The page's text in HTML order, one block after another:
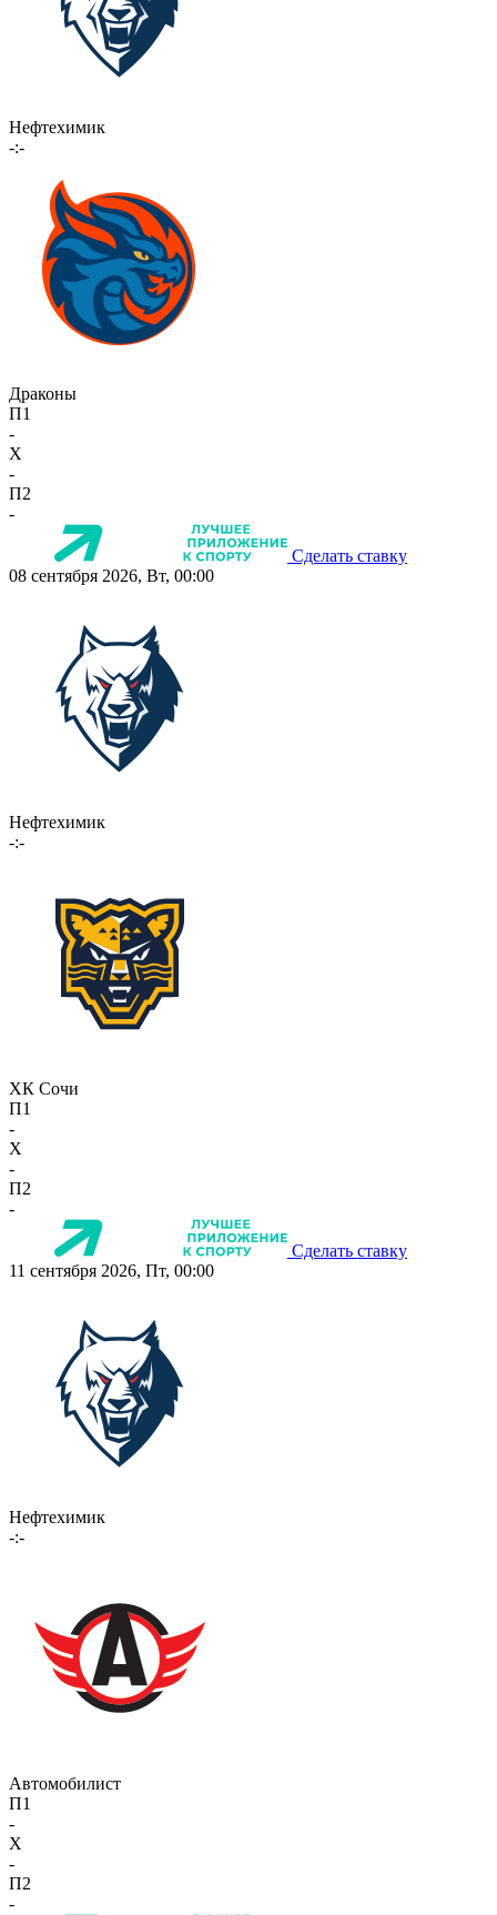
Нефтехимик
-:-
Драконы
П1
-
X
-
П2
-
Сделать ставку
08 сентября 2026, Вт, 00:00
Нефтехимик
-:-
ХК Сочи
П1
-
X
-
П2
-
Сделать ставку
11 сентября 2026, Пт, 00:00
Нефтехимик
-:-
Автомобилист
П1
-
X
-
П2
-